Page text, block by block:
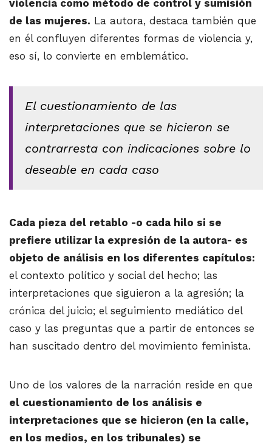
violencia como método de control y sumisión
de las mujeres. La autora, destaca también que
en él confluyen diferentes formas de violencia y,
eso sí, lo convierte en emblemático.
El cuestionamiento de las
interpretaciones que se hicieron se
contrarresta con indicaciones sobre lo
deseable en cada caso
Cada pieza del retablo -o cada hilo si se
prefiere utilizar la expresión de la autora- es
objeto de análisis en los diferentes capítulos:
el contexto político y social del hecho; las
interpretaciones que siguieron a la agresión; la
crónica del juicio; el seguimiento mediático del
caso y las preguntas que a partir de entonces se
han suscitado dentro del movimiento feminista.
Uno de los valores de la narración reside en que
el cuestionamiento de los análisis e
interpretaciones que se hicieron (en la calle,
en los medios, en los tribunales) se